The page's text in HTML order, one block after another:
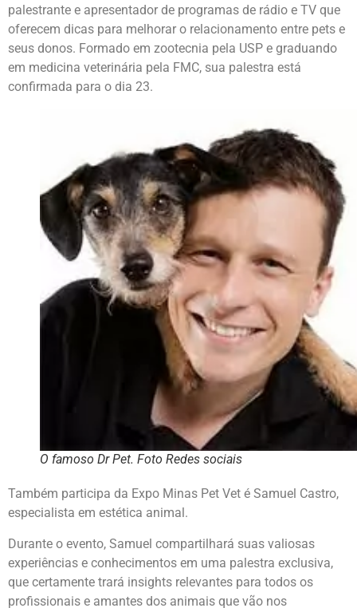
palestrante e apresentador de programas de rádio e TV que
oferecem dicas para melhorar o relacionamento entre pets e
seus donos. Formado em zootecnia pela USP e graduando
em medicina veterinária pela FMC, sua palestra está
confirmada para o dia 23.
O famoso Dr Pet. Foto Redes sociais
Também participa da Expo Minas Pet Vet é Samuel Castro,
especialista em estética animal.
Durante o evento, Samuel compartilhará suas valiosas
experiências e conhecimentos em uma palestra exclusiva,
que certamente trará insights relevantes para todos os
profissionais e amantes dos animais que vão nos